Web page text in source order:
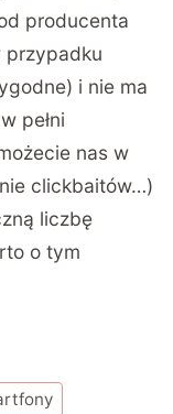
producenta
przypadku
i nie ma
pełni
nas w
clickbaitów…)
liczbę
o tym